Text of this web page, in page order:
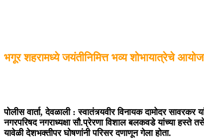
भगूर शहरामध्ये जयंतीनिमित्त भव्य शोभायात्रेचे
पोलीस वार्ता, देवळाली : स्वातंत्र्यवीर विनायक दामोदर
नगरपरिषद नगराध्यक्षा सौ.प्रेरणा विशाल बलकवडे यांच्या
यावेळी देशभक्तीपर घोषणांनी परिसर दणाणून गेला होता.